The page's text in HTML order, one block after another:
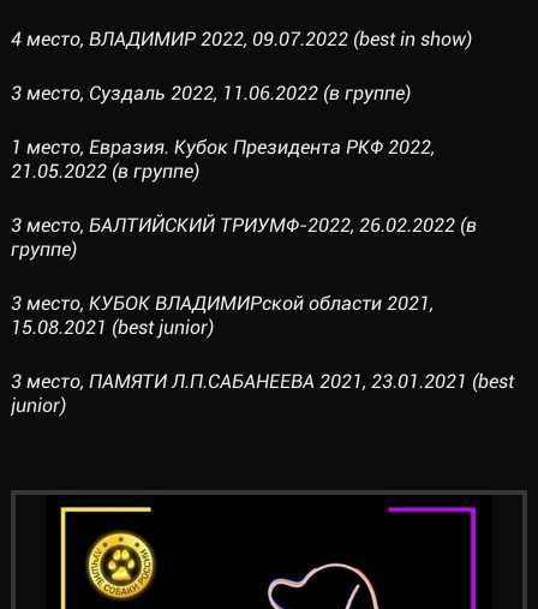
4 место, ВЛАДИМИР 2022, 09.07.2022 (best in show)
3 место, Суздаль 2022, 11.06.2022 (в группе)
1 место, Евразия. Кубок Президента РКФ 2022,
21.05.2022 (в группе)
3 место, БАЛТИЙСКИЙ ТРИУМФ-2022, 26.02.2022 (в
группе)
3 место, КУБОК ВЛАДИМИРской области 2021,
15.08.2021 (best junior)
3 место, ПАМЯТИ Л.П.САБАНЕЕВА 2021, 23.01.2021 (best
junior)